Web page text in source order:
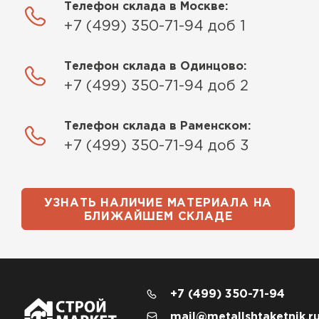
Телефон склада в Москве:
+7 (499) 350-71-94 доб 1
Телефон склада в Одинцово:
+7 (499) 350-71-94 доб 2
Телефон склада в Раменском:
+7 (499) 350-71-94 доб 3
УЗНАТЬ НАЛИЧИЕ МАТЕРИАЛА НА
БЛИЖАЙШЕМ СКЛАДЕ
+7 (499) 350-71-94
mail@metallshtaketnik.ru